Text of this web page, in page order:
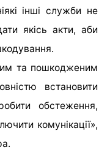
інші служби не
якісь акти, аби
та пошкодженим
встановити
обстеження,
комунікації»,